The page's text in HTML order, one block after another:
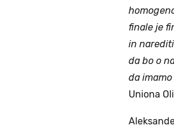
finale je
in
da bo o
da
Uniona